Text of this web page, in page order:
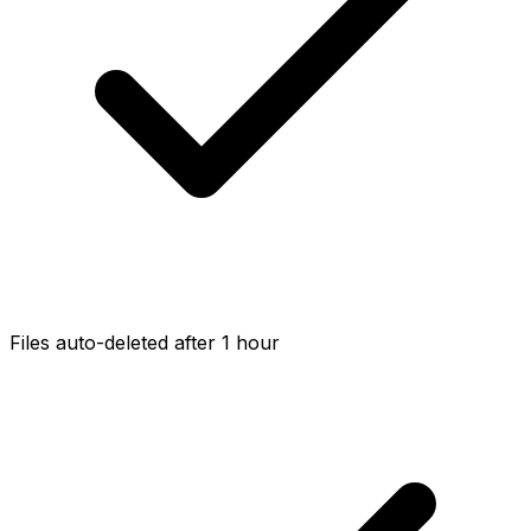
Files auto-deleted after 1 hour